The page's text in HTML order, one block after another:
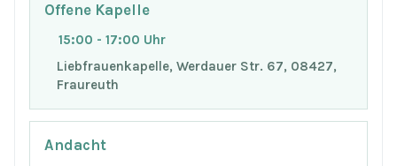
Offene Kapelle
15:00 - 17:00 Uhr
Liebfrauenkapelle, Werdauer Str. 67, 08427,
Fraureuth
Andacht